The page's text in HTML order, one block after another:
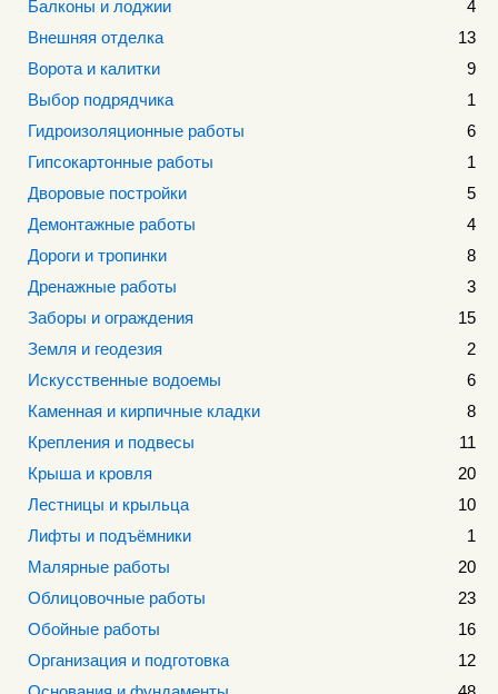
Балконы и лоджии
4
Внешняя отделка
13
Ворота и калитки
9
Выбор подрядчика
1
Гидроизоляционные работы
6
Гипсокартонные работы
1
Дворовые постройки
5
Демонтажные работы
4
Дороги и тропинки
8
Дренажные работы
3
Заборы и ограждения
15
Земля и геодезия
2
Искусственные водоемы
6
Каменная и кирпичные кладки
8
Крепления и подвесы
11
Крыша и кровля
20
Лестницы и крыльца
10
Лифты и подъёмники
1
Малярные работы
20
Облицовочные работы
23
Обойные работы
16
Организация и подготовка
12